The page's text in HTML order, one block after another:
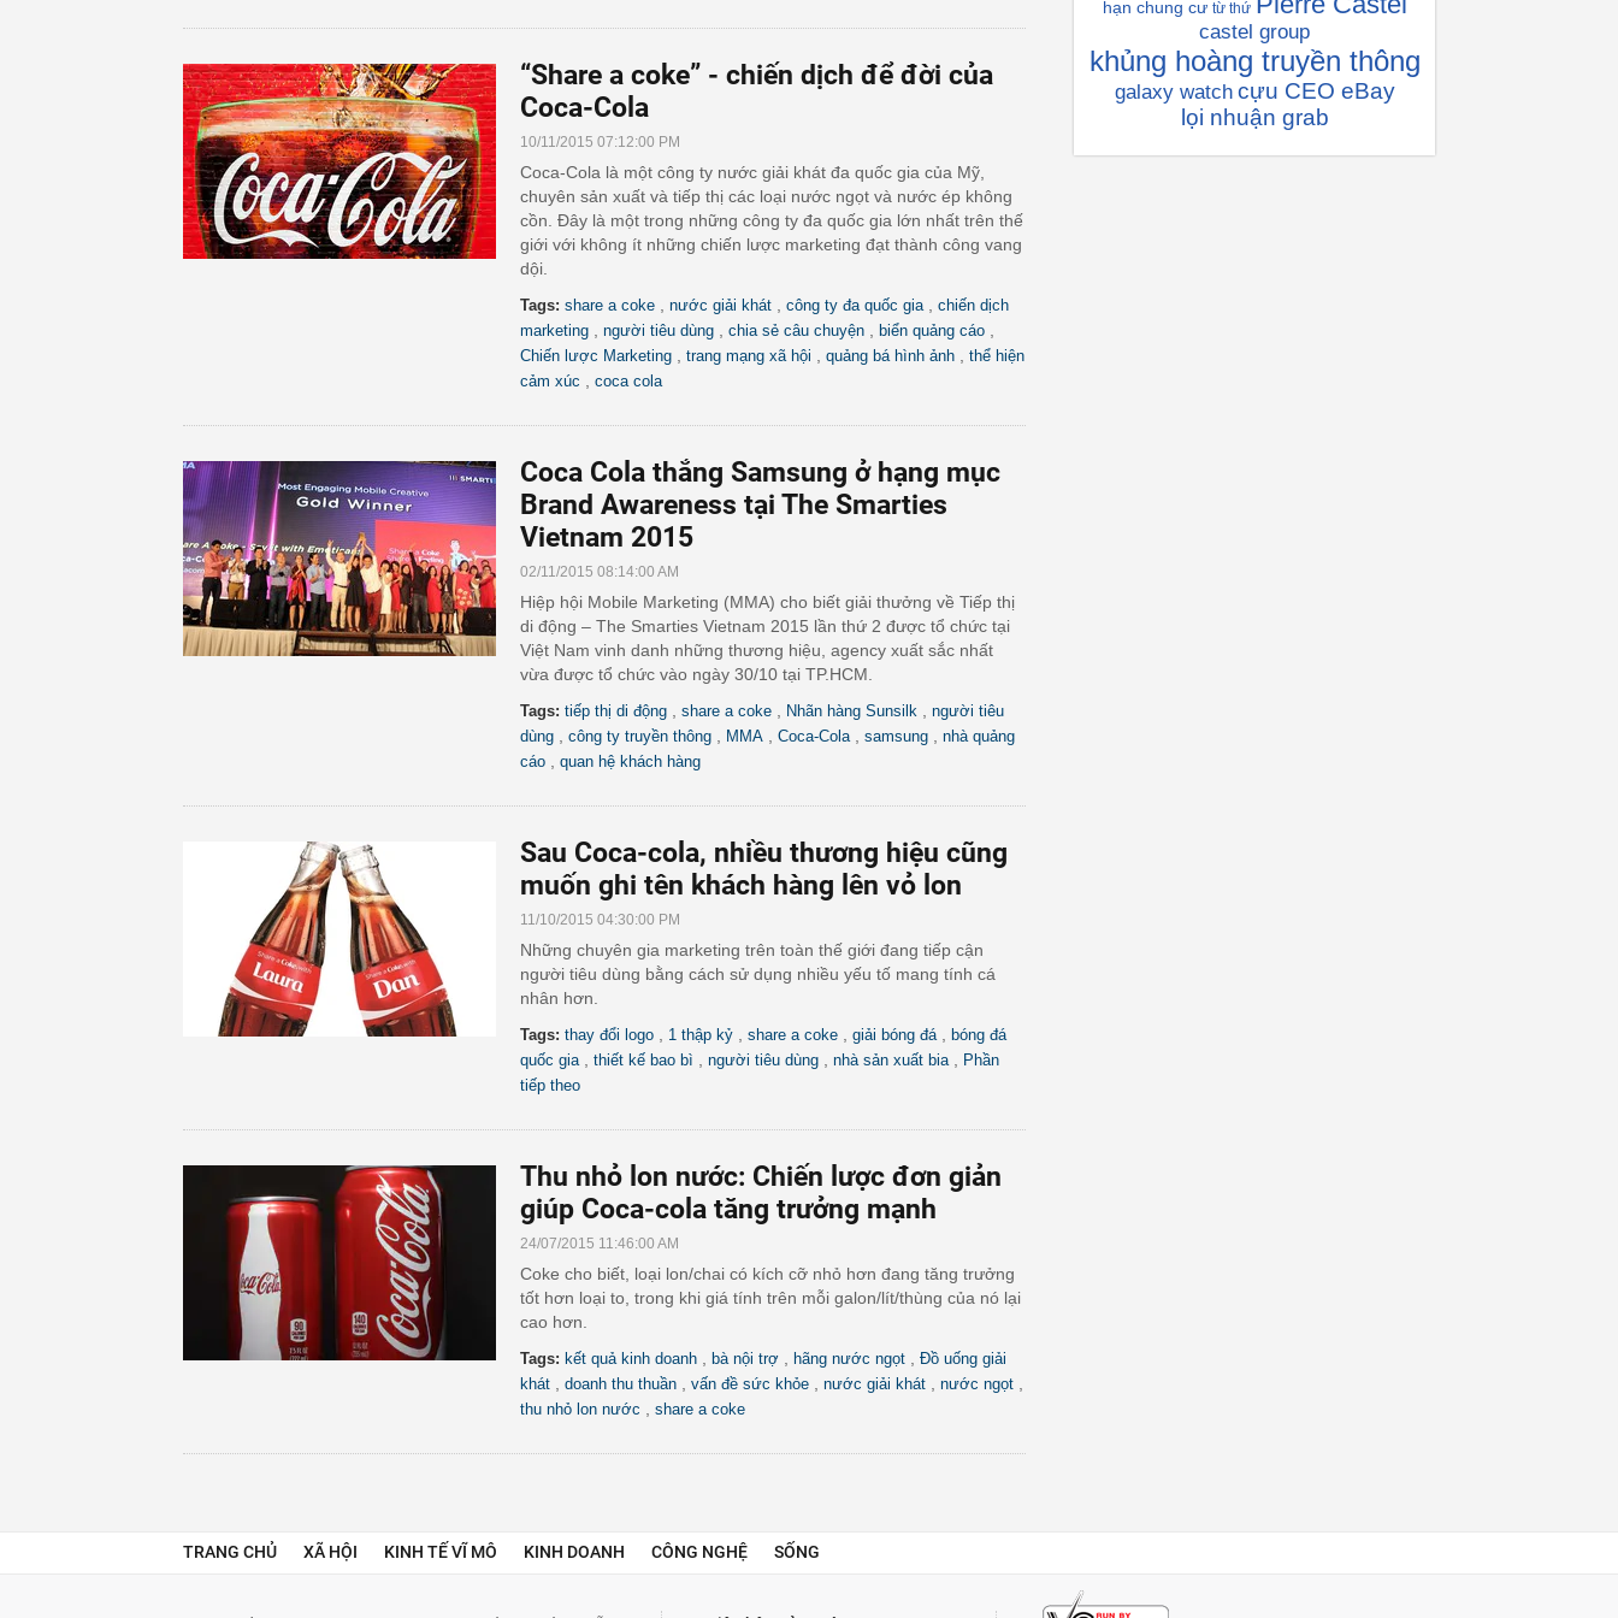
“Share a coke” - chiến dịch để đời của
Coca-Cola
10/11/2015 07:12:00 PM
Coca-Cola là một công ty nước giải khát đa quốc gia của Mỹ,
chuyên sản xuất và tiếp thị các loại nước ngọt và nước ép không
cồn. Đây là một trong những công ty đa quốc gia lớn nhất trên thế
giới với không ít những chiến lược marketing đạt thành công vang
dội.
Tags: share a coke nước giải khát công ty đa quốc gia
chiến dịch
marketing
người tiêu dùng chia sẻ câu chuyện biển quảng cáo
Chiến lược Marketing trang mạng xã hội quảng bá hình ảnh
thể hiện
cảm xúc
coca cola
Coca Cola thắng Samsung ở hạng mục
Brand Awareness tại The Smarties
Vietnam 2015
02/11/2015 08:14:00 AM
Hiệp hội Mobile Marketing (MMA) cho biết giải thưởng về Tiếp thị
di động – The Smarties Vietnam 2015 lần thứ 2 được tổ chức tại
Việt Nam vinh danh những thương hiệu, agency xuất sắc nhất
vừa được tổ chức vào ngày 30/10 tại TP.HCM.
Tags: tiếp thị di động share a coke Nhãn hàng Sunsilk
người tiêu
dùng
công ty truyền thông MMA Coca-Cola samsung
nhà quảng
cáo
quan hệ khách hàng
Sau Coca-cola, nhiều thương hiệu cũng
muốn ghi tên khách hàng lên vỏ lon
11/10/2015 04:30:00 PM
Những chuyên gia marketing trên toàn thế giới đang tiếp cận
người tiêu dùng bằng cách sử dụng nhiều yếu tố mang tính cá
nhân hơn.
Tags: thay đổi logo 1 thập kỷ share a coke giải bóng đá
bóng đá
quốc gia
thiết kế bao bì người tiêu dùng nhà sản xuất bia
Phần
tiếp theo
Thu nhỏ lon nước: Chiến lược đơn giản
giúp Coca-cola tăng trưởng mạnh
24/07/2015 11:46:00 AM
Coke cho biết, loại lon/chai có kích cỡ nhỏ hơn đang tăng trưởng
tốt hơn loại to, trong khi giá tính trên mỗi galon/lít/thùng của nó lại
cao hơn.
Tags: kết quả kinh doanh bà nội trợ hãng nước ngọt
Đồ uống giải
khát
doanh thu thuần vấn đề sức khỏe nước giải khát nước ngọt
thu nhỏ lon nước share a coke
hạn chung cư từ thứ
castel group
khủng hoàng truyền thông
galaxy watch cựu CEO eBay
lọi nhuận grab
TRANG CHỦ XÃ HỘI KINH TẾ VĨ MÔ KINH DOANH CÔNG NGHỆ SỐNG